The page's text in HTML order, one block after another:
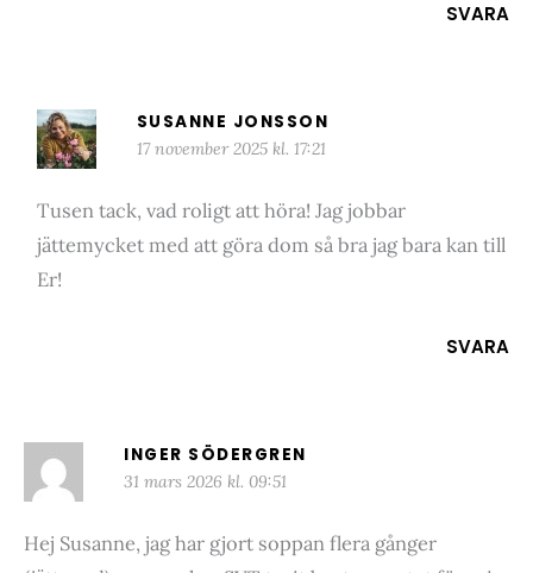
SVARA
SUSANNE JONSSON
17 november 2025 kl. 17:21
Tusen tack, vad roligt att höra! Jag jobbar
jättemycket med att göra dom så bra jag bara kan till
Er!
SVARA
INGER SÖDERGREN
31 mars 2026 kl. 09:51
Hej Susanne, jag har gjort soppan flera gånger